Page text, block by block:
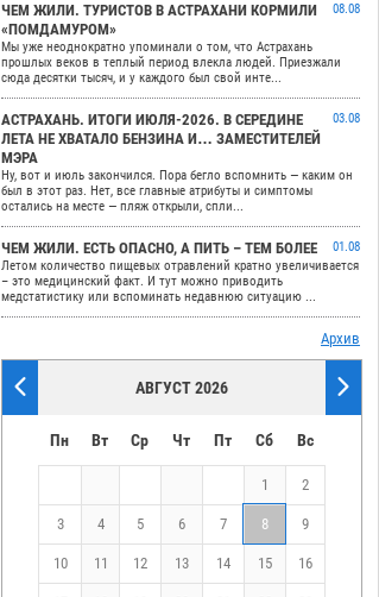
ЧЕМ ЖИЛИ. ТУРИСТОВ В АСТРАХАНИ КОРМИЛИ
«ПОМДАМУРОМ»
08.08
Мы уже неоднократно упоминали о том, что Астрахань
прошлых веков в теплый период влекла людей. Приезжали
сюда десятки тысяч, и у каждого был свой инте...
АСТРАХАНЬ. ИТОГИ ИЮЛЯ-2026. В СЕРЕДИНЕ
ЛЕТА НЕ ХВАТАЛО БЕНЗИНА И… ЗАМЕСТИТЕЛЕЙ
МЭРА
03.08
Ну, вот и июль закончился. Пора бегло вспомнить — каким он
был в этот раз. Нет, все главные атрибуты и симптомы
остались на месте — пляж открыли, спли...
ЧЕМ ЖИЛИ. ЕСТЬ ОПАСНО, А ПИТЬ – ТЕМ БОЛЕЕ
01.08
Летом количество пищевых отравлений кратно увеличивается
– это медицинский факт. И тут можно приводить
медстатистику или вспоминать недавнюю ситуацию ...
Архив
АВГУСТ 2026
Пн Вт Ср Чт Пт Сб Вс
1 2
3 4 5 6 7 8 9
10 11 12 13 14 15 16